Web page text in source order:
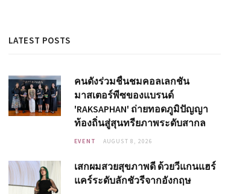
LATEST POSTS
คนดังร่วมชื่นชมคอลเลกชัน
มาสเตอร์พีซของแบรนด์
'RAKSAPHAN' ถ่ายทอดภูมิปัญญา
ท้องถิ่นสู่สุนทรียภาพระดับสากล
EVENT AUGUST 8, 2026
เสกผมสวยสุขภาพดี ด้วยวีแกนแฮร์
แคร์ระดับลักชัวรีจากอังกฤษ